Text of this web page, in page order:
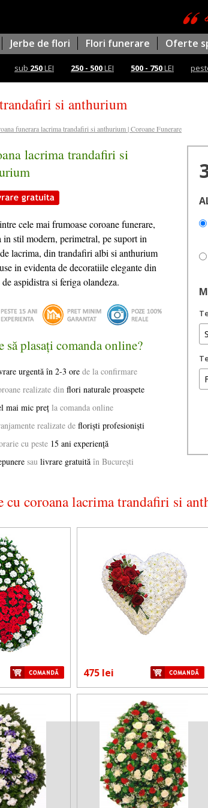
Jerbe de flori Flori funerare Oferte
sub 250LEI 250 - 500LEI 500 - 750LEI
si anthurium
funerara lacrima trandafiri si anthurium | Coroane Funerare
lacrima trandafiri si
cele mai frumoase coroane funerare,
in stil modern, perimetral, pe suport in
lacrima, din trandafiri albi si anthurium
in evidenta de decoratiile elegante din
aspidistra si feriga olandeza.
să plasați comanda online?
urgentă în 2-3 ore de la confirmare
realizate din flori naturale proaspete
mai mic preț la comanda online
realizate de floriști profesioniști
cu peste 15 ani experiență
sau livrare gratuită în București
cu coroana lacrima trandafiri si
475 lei